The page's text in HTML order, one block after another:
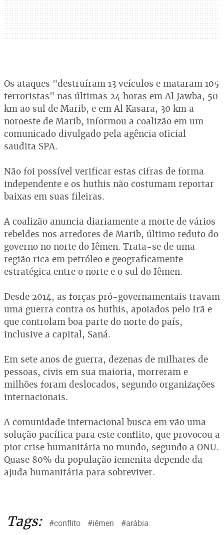
Os ataques "destruíram 13 veículos e mataram 105
terroristas" nas últimas 24 horas em Al Jawba, 50
km ao sul de Marib, e em Al Kasara, 30 km a
noroeste de Marib, informou a coalizão em um
comunicado divulgado pela agência oficial
saudita SPA.
Não foi possível verificar estas cifras de forma
independente e os huthis não costumam reportar
baixas em suas fileiras.
A coalizão anuncia diariamente a morte de vários
rebeldes nos arredores de Marib, último reduto do
governo no norte do Iêmen. Trata-se de uma
região rica em petróleo e geograficamente
estratégica entre o norte e o sul do Iêmen.
Desde 2014, as forças pró-governamentais travam
uma guerra contra os huthis, apoiados pelo Irã e
que controlam boa parte do norte do país,
inclusive a capital, Saná.
Em sete anos de guerra, dezenas de milhares de
pessoas, civis em sua maioria, morreram e
milhões foram deslocados, segundo organizações
internacionais.
A comunidade internacional busca em vão uma
solução pacífica para este conflito, que provocou a
pior crise humanitária no mundo, segundo a ONU.
Quase 80% da população iemenita depende da
ajuda humanitária para sobreviver.
Tags: #conflito #iêmen #arábia